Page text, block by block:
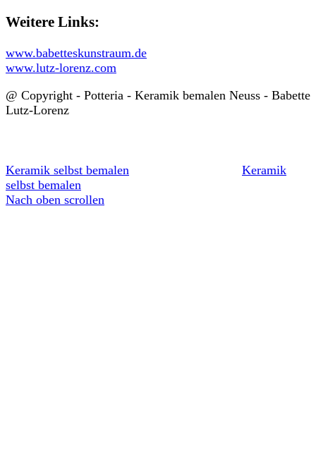
Weitere Links:
www.babetteskunstraum.de
www.lutz-lorenz.com
@ Copyright - Potteria - Keramik bemalen Neuss - Babette
Lutz-Lorenz
Keramik selbst bemalen
Keramik
selbst bemalen
Nach oben scrollen